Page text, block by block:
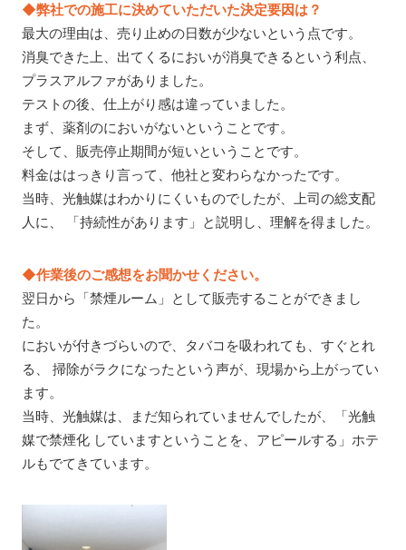
◆弊社での施工に決めていただいた決定要因は？
最大の理由は、売り止めの日数が少ないという点です。
消臭できた上、出てくるにおいが消臭できるという利点、
プラスアルファがありました。
テストの後、仕上がり感は違っていました。
まず、薬剤のにおいがないということです。
そして、販売停止期間が短いということです。
料金ははっきり言って、他社と変わらなかったです。
当時、光触媒はわかりにくいものでしたが、上司の総支配
人に、 「持続性があります」と説明し、理解を得ました。
◆作業後のご感想をお聞かせください。
翌日から「禁煙ルーム」として販売することができまし
た。
においが付きづらいので、タバコを吸われても、すぐとれ
る、 掃除がラクになったという声が、現場から上がってい
ます。
当時、光触媒は、まだ知られていませんでしたが、「光触
媒で禁煙化 していますということを、アピールする」ホテ
ルもでてきています。